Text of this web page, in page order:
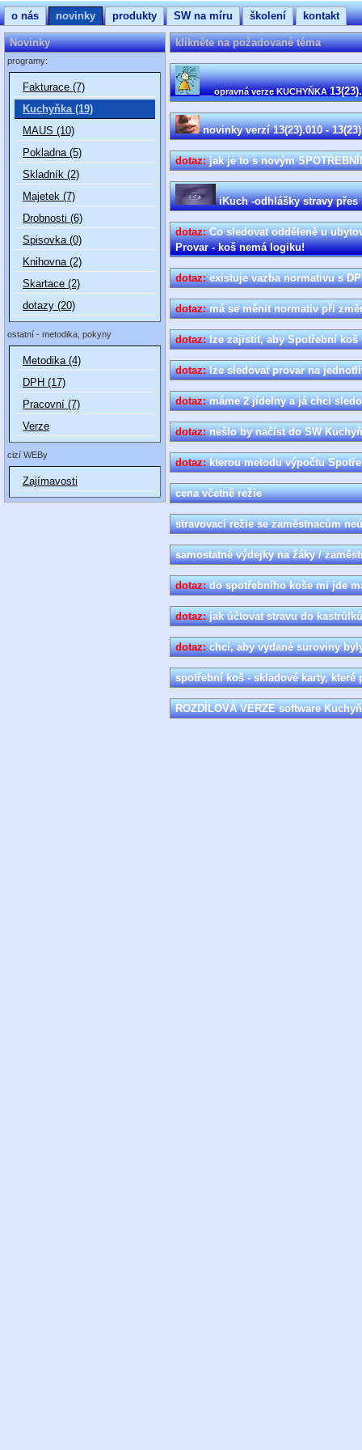
klikněte na požadované téma
___opravná verze KUCHYŇKA13(23).
novinky verzí 13(23).010 -
dotaz:jak je to s novým
iKuch -odhlášky stravy přes
dotaz:Co sledovat odděleně u
Provar - koš nemá logiku!
dotaz:existuje vazba normativu
dotaz:má se měnit normativ při
dotaz:lze zajistit, aby Spotřební koš
dotaz:lze sledovat provar na
dotaz:máme 2 jídelny a já chci
dotaz:nešlo by načíst do SW
dotaz:kterou metodu výpočtu
cena včetně režie
stravovací režie se zaměstnacům
samostatné výdejky na žáky /
dotaz:do spotřebního koše mi jde
dotaz:jak účtovat stravu do
dotaz:chci, aby vydané suroviny
spotřební koš - skladové karty, které
ROZDÍLOVÁ VERZE software
Novinky
programy:
Fakturace (7)
Kuchyňka (19)
MAUS (10)
Pokladna (5)
Skladník (2)
Majetek (7)
Drobnosti (6)
Spisovka (0)
Knihovna (2)
Skartace (2)
dotazy (20)
ostatní - metodika, pokyny
Metodika (4)
DPH (17)
Pracovní (7)
Verze
cizí WEBy
Zajímavosti
o nás novinky produkty SW na míru školení kontakt